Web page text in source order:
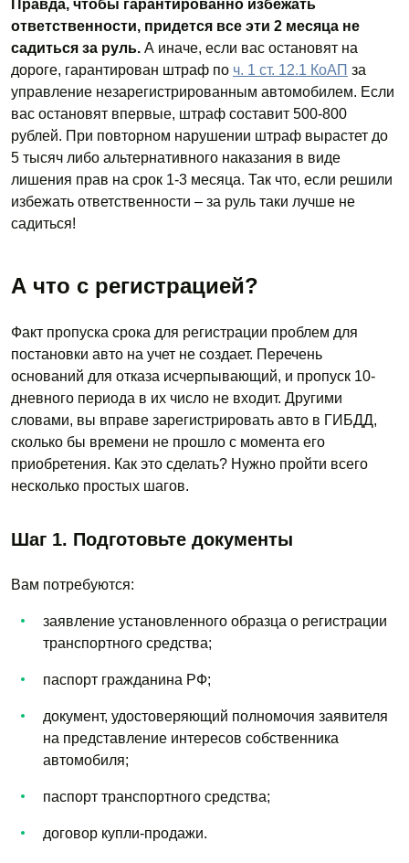
Правда, чтобы гарантированно избежать
ответственности, придется все эти 2 месяца не
садиться за руль. А иначе, если вас остановят на
дороге, гарантирован штраф по ч. 1 ст. 12.1 КоАП за
управление незарегистрированным автомобилем. Если
вас остановят впервые, штраф составит 500-800
рублей. При повторном нарушении штраф вырастет до
5 тысяч либо альтернативного наказания в виде
лишения прав на срок 1-3 месяца. Так что, если решили
избежать ответственности – за руль таки лучше не
садиться!
А что с регистрацией?
Факт пропуска срока для регистрации проблем для
постановки авто на учет не создает. Перечень
оснований для отказа исчерпывающий, и пропуск 10-
дневного периода в их число не входит. Другими
словами, вы вправе зарегистрировать авто в ГИБДД,
сколько бы времени не прошло с момента его
приобретения. Как это сделать? Нужно пройти всего
несколько простых шагов.
Шаг 1. Подготовьте документы
Вам потребуются:
заявление установленного образца о регистрации
транспортного средства;
паспорт гражданина РФ;
документ, удостоверяющий полномочия заявителя
на представление интересов собственника
автомобиля;
паспорт транспортного средства;
договор купли-продажи.